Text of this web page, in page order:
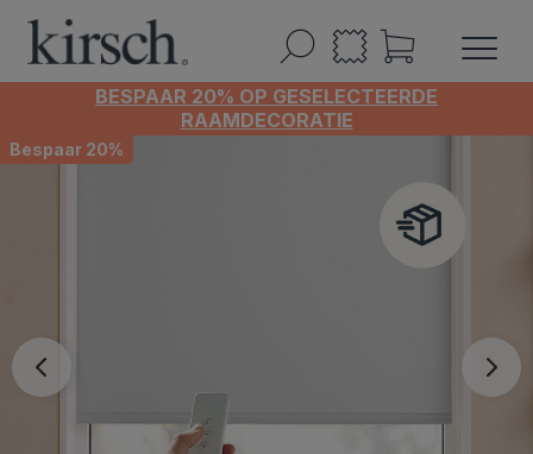
BESPAAR 20% OP GESELECTEERDE
RAAMDECORATIE
Bespaar 20%